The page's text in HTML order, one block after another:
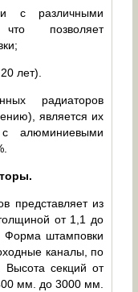
с различными
позволяет
лет).
радиаторов
является их
алюминиевыми
представляет из
от 1,1 до
Форма штамповки
каналы, по
Высота секций от
мм. до 3000 мм.